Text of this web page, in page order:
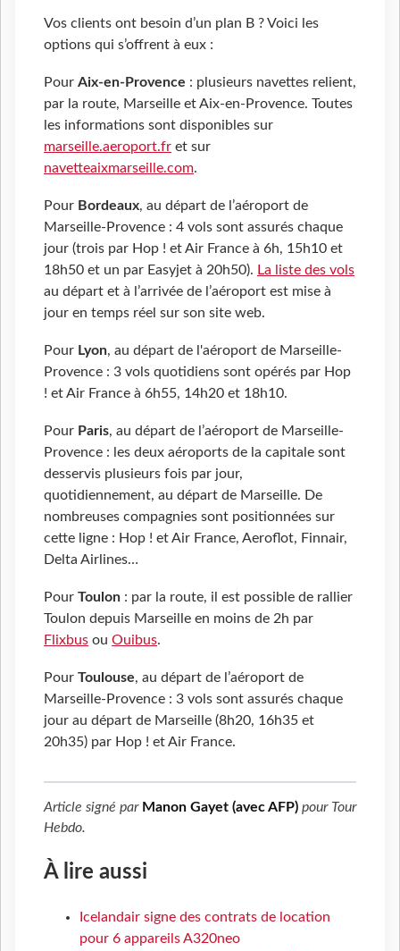
Vos clients ont besoin d’un plan B ? Voici les
options qui s’offrent à eux :
Pour Aix-en-Provence : plusieurs navettes relient,
par la route, Marseille et Aix-en-Provence. Toutes
les informations sont disponibles sur
marseille.aeroport.fr et sur
navetteaixmarseille.com.
Pour Bordeaux, au départ de l’aéroport de
Marseille-Provence : 4 vols sont assurés chaque
jour (trois par Hop ! et Air France à 6h, 15h10 et
18h50 et un par Easyjet à 20h50). La liste des vols
au départ et à l’arrivée de l’aéroport est mise à
jour en temps réel sur son site web.
Pour Lyon, au départ de l'aéroport de Marseille-
Provence : 3 vols quotidiens sont opérés par Hop
! et Air France à 6h55, 14h20 et 18h10.
Pour Paris, au départ de l’aéroport de Marseille-
Provence : les deux aéroports de la capitale sont
desservis plusieurs fois par jour,
quotidiennement, au départ de Marseille. De
nombreuses compagnies sont positionnées sur
cette ligne : Hop ! et Air France, Aeroflot, Finnair,
Delta Airlines…
Pour Toulon : par la route, il est possible de rallier
Toulon depuis Marseille en moins de 2h par
Flixbus ou Ouibus.
Pour Toulouse, au départ de l’aéroport de
Marseille-Provence : 3 vols sont assurés chaque
jour au départ de Marseille (8h20, 16h35 et
20h35) par Hop ! et Air France.
Article signé par Manon Gayet (avec AFP) pour Tour
Hebdo.
À lire aussi
Icelandair signe des contrats de location
pour 6 appareils A320neo